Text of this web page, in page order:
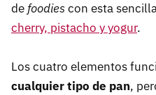
de foodiescon esta
cherry, pistacho y yogur.
Los cuatro elementos
cualquier tipo de pan,